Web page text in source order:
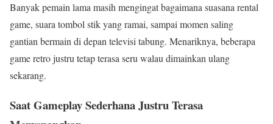
Banyak pemain lama masih mengingat bagaimana suasana rental
game, suara tombol stik yang ramai, sampai momen saling
gantian bermain di depan televisi tabung. Menariknya, beberapa
game retro justru tetap terasa seru walau dimainkan ulang
sekarang.
Saat Gameplay Sederhana Justru Terasa